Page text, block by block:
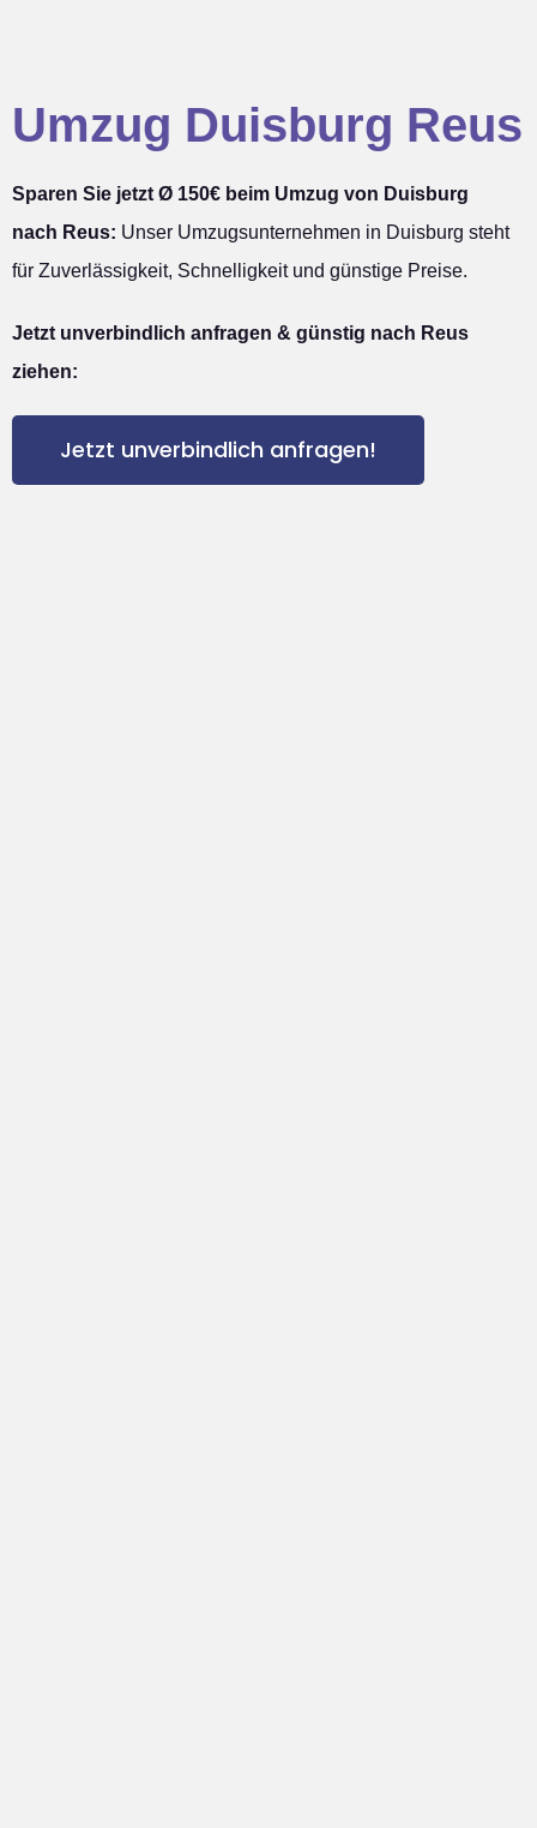
Umzug Duisburg Reus
Sparen Sie jetzt Ø 150€ beim Umzug von Duisburg
nach Reus: Unser Umzugsunternehmen in Duisburg steht
für Zuverlässigkeit, Schnelligkeit und günstige Preise.
Jetzt unverbindlich anfragen & günstig nach Reus
ziehen:
Jetzt unverbindlich anfragen!